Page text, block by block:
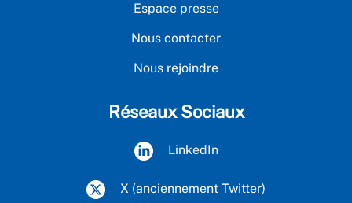
Espace presse
Nous contacter
Nous rejoindre
Réseaux Sociaux
LinkedIn
X (anciennement Twitter)